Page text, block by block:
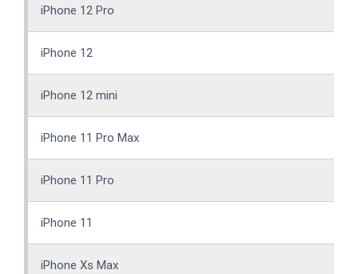
iPhone 12 Pro
iPhone 12
iPhone 12 mini
iPhone 11 Pro Max
iPhone 11 Pro
iPhone 11
iPhone Xs Max